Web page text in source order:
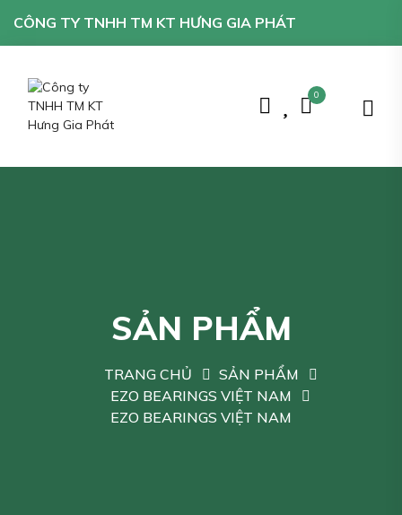
CÔNG TY TNHH TM KT HƯNG GIA PHÁT
0
SẢN PHẨM
TRANG CHỦ
SẢN PHẨM
EZO BEARINGS VIỆT NAM
EZO BEARINGS VIỆT NAM